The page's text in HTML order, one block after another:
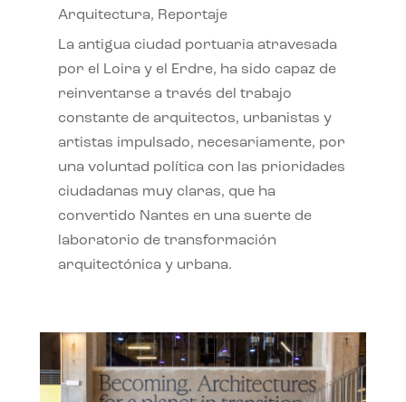
Arquitectura, Reportaje
La antigua ciudad portuaria atravesada
por el Loira y el Erdre, ha sido capaz de
reinventarse a través del trabajo
constante de arquitectos, urbanistas y
artistas impulsado, necesariamente, por
una voluntad política con las prioridades
ciudadanas muy claras, que ha
convertido Nantes en una suerte de
laboratorio de transformación
arquitectónica y urbana.